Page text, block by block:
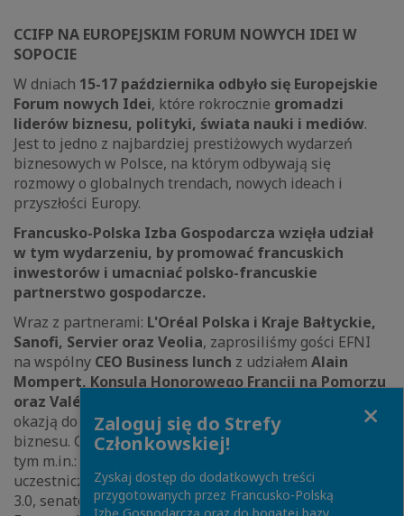
CCIFP NA EUROPEJSKIM FORUM NOWYCH IDEI W
SOPOCIE
W dniach 15-17 października odbyło się Europejskie
Forum nowych Idei, które rokrocznie gromadzi
liderów biznesu, polityki, świata nauki i mediów.
Jest to jedno z najbardziej prestiżowych wydarzeń
biznesowych w Polsce, na którym odbywają się
rozmowy o globalnych trendach, nowych ideach i
przyszłości Europy.
Francusko-Polska Izba Gospodarcza wzięła udział
w tym wydarzeniu, by promować francuskich
inwestorów i umacniać polsko-francuskie
partnerstwo gospodarcze.
Wraz z partnerami: L'Oréal Polska i Kraje Bałtyckie,
Sanofi, Servier oraz Veolia, zaprosiliśmy gości EFNI
na wspólny CEO Business lunch z udziałem Alain
Mompert, Konsula Honorowego Francji na Pomorzu
oraz Valéry Gaucherand, Prezesa CCIFP.
okazją do spotkania w gronie polsko-francuskiego
biznesu. Gościliśmy kluczowych uczestników Forum, w
tym m.in.: prof. Marcina Piątkowskiego, który
uczestniczył w panelu zamykającym EFNI o gospodarce
3.0, senator Beatę Małecką - Liberę, która podczas
Zaloguj się do Strefy
Członkowskiej!
Zyskaj dostęp do dodatkowych treści
przygotowanych przez Francusko-Polską